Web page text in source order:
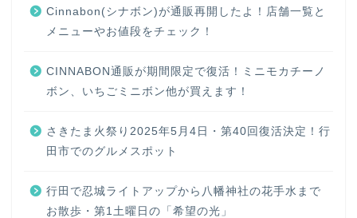
Cinnabon(シナボン)が通販再開したよ！店舗一覧と
メニューやお値段をチェック！
CINNABON通販が期間限定で復活！ミニモカチーノ
ボン、いちごミニボン他が買えます！
さきたま火祭り2025年5月4日・第40回復活決定！行
田市でのグルメスポット
行田で忍城ライトアップから八幡神社の花手水まで
お散歩・第1土曜日の「希望の光」